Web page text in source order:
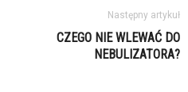
Następny artykuł
CZEGO NIE WLEWAĆ DO
NEBULIZATORA?